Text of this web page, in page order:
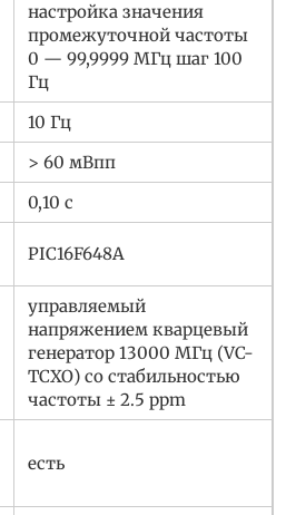
настройка значения
промежуточной частоты
0 — 99,9999 МГц шаг 100
Гц
10 Гц
> 60 мВпп
0,10 с
PIC16F648A
управляемый
напряжением кварцевый
генератор 13000 МГц (VC-
TCXO) со стабильностью
частоты ± 2.5 ppm
есть